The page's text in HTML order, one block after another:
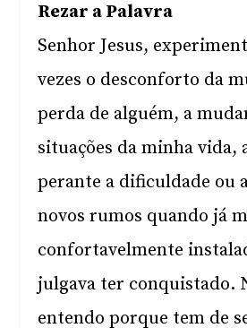
Rezar a Palavra
Senhor Jesus,
vezes o desconforto da
perda de alguém, a
situações da minha vida,
perante a dificuldade ou
novos rumos quando já
confortavelmente
julgava ter conquistado.
entendo porque tem de